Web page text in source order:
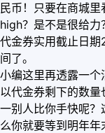
民币！只要在商城
high？是不是很给力
代金券实用截止日
间了。
小编这里再透露一
以代金券剩下的数
一别人比你手快呢
么你就要等到明年